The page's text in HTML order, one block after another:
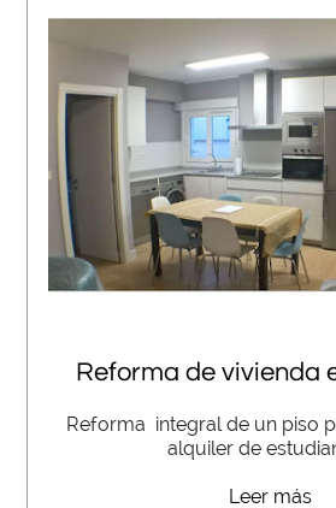
Reforma de vivienda
Reforma integral de un piso
alquiler de
Leer más